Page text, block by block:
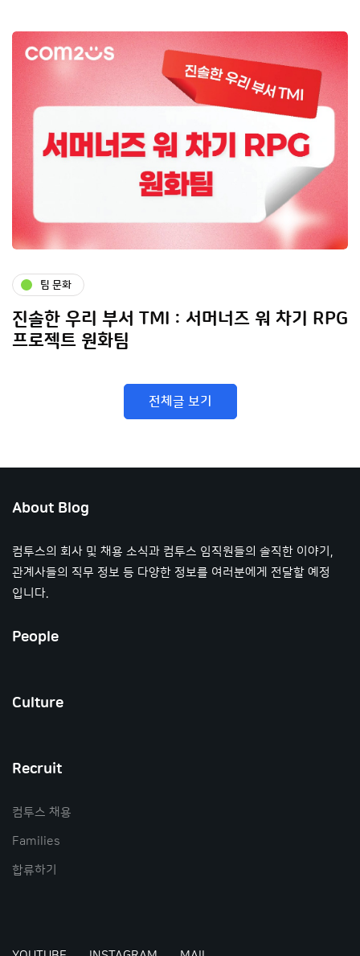
팀 문화
진솔한 우리 부서 TMI : 서머너즈 워 차기 RPG
프로젝트 원화팀
전체글 보기
About Blog
컴투스의 회사 및 채용 소식과 컴투스 임직원들의 솔직한 이야기,
관계사들의 직무 정보 등 다양한 정보를 여러분에게 전달할 예정
입니다.
People
Culture
Recruit
컴투스 채용
Families
합류하기